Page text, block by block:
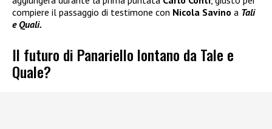
compiere il passaggio di testimone con Nicola Savino a Tali
e Quali.
Il futuro di Panariello lontano da Tale e
Quale?